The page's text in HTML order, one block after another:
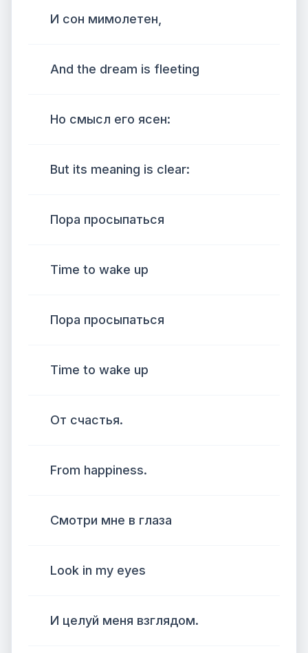
И сон мимолетен,
And the dream is fleeting
Но смысл его ясен:
But its meaning is clear:
Пора просыпаться
Time to wake up
Пора просыпаться
Time to wake up
От счастья.
From happiness.
Смотри мне в глаза
Look in my eyes
И целуй меня взглядом.